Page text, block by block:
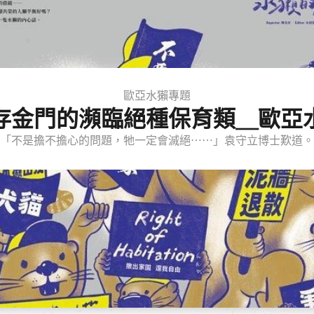
歐亞水獺專題
金門的瀕臨絕種保育類＿歐亞
「不是擔不擔心的問題，牠一定會滅絕⋯⋯」袁守立博士歎道。